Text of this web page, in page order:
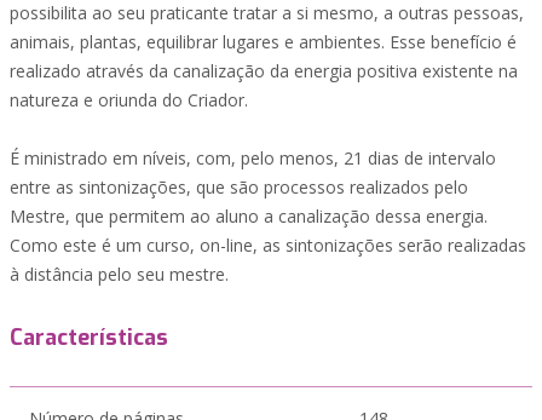
possibilita ao seu praticante tratar a si mesmo, a outras pessoas,
animais, plantas, equilibrar lugares e ambientes. Esse benefício é
realizado através da canalização da energia positiva existente na
natureza e oriunda do Criador.
É ministrado em níveis, com, pelo menos, 21 dias de intervalo
entre as sintonizações, que são processos realizados pelo
Mestre, que permitem ao aluno a canalização dessa energia.
Como este é um curso, on-line, as sintonizações serão realizadas
à distância pelo seu mestre.
Características